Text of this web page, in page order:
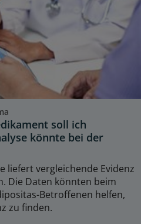
soll ich
könnte bei der
liefert vergleichende Evidenz
Die Daten könnten beim
Betroffenen helfen,
zu finden.